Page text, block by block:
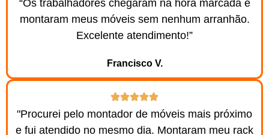
“Os trabalhadores chegaram na hora marcada e
montaram meus móveis sem nenhum arranhão.
Excelente atendimento!”
Francisco V.
"Procurei pelo montador de móveis mais próximo
e fui atendido no mesmo dia. Montaram meu rack